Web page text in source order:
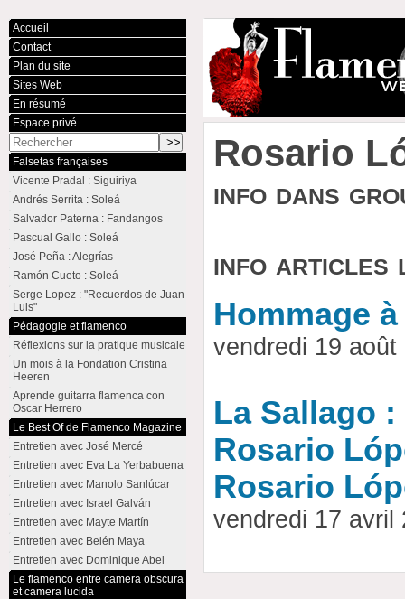
Rosario
info dans
info articles
Hommage
vendredi 19
La Sallago
Rosario
Rosario
vendredi 17 avril
Accueil
Contact
Plan du site
Sites Web
En résumé
Espace privé
Falsetas françaises
Vicente Pradal : Siguiriya
Andrés Serrita : Soleá
Salvador Paterna : Fandangos
Pascual Gallo : Soleá
José Peña : Alegrías
Ramón Cueto : Soleá
Serge Lopez : "Recuerdos de Juan
Luis"
Pédagogie et flamenco
Réflexions sur la pratique musicale
Un mois à la Fondation Cristina
Heeren
Aprende guitarra flamenca con
Oscar Herrero
Le Best Of de Flamenco Magazine
Entretien avec José Mercé
Entretien avec Eva La Yerbabuena
Entretien avec Manolo Sanlúcar
Entretien avec Israel Galván
Entretien avec Mayte Martín
Entretien avec Belén Maya
Entretien avec Dominique Abel
Le flamenco entre camera obscura
et camera lucida